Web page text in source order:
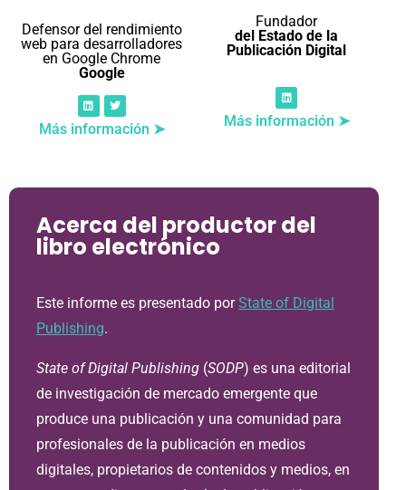
Defensor del rendimiento
web para desarrolladores
en Google Chrome
Google
Más información ➤
Fundador
del Estado de la
Publicación Digital
Más información ➤
Acerca del productor del
libro electrónico
Este informe es presentado porState of Digital
Publishing.
State of Digital Publishing (SODP) es una editorial
de investigación de mercado emergente que
produce una publicación y una comunidad para
profesionales de la publicación en medios
digitales, propietarios de contenidos y medios, en